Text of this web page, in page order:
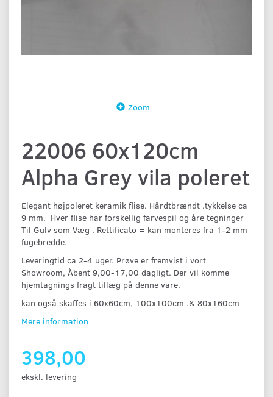
Zoom
22006 60x120cm
Alpha Grey vila poleret
Elegant højpoleret keramik flise. Hårdtbrændt .tykkelse ca
9 mm. Hver flise har forskellig farvespil og åre tegninger
Til Gulv som Væg . Rettificato = kan monteres fra 1-2 mm
fugebredde.
Leveringtid ca 2-4 uger. Prøve er fremvist i vort
Showroom, Åbent 9,00-17,00 dagligt. Der vil komme
hjemtagnings fragt tillæg på denne vare.
kan også skaffes i 60x60cm, 100x100cm .& 80x160cm
Mere information
398,00
ekskl. levering